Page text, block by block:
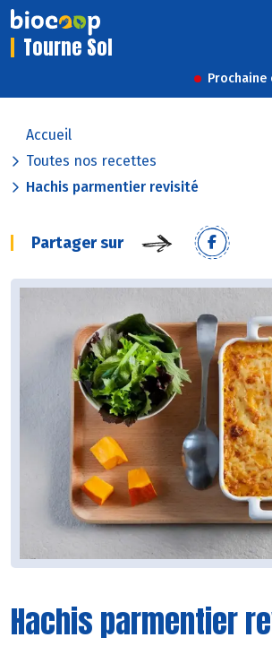
Tourne Sol
Prochaine
Accueil
Toutes nos recettes
Hachis parmentier revisité
Partager sur
Hachis parmentier